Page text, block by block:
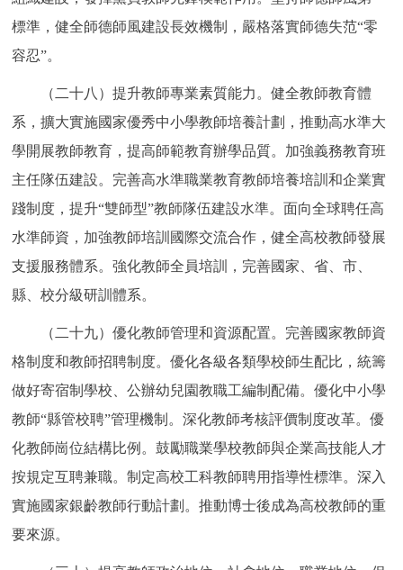
標準，健全師德師風建設長效機制，嚴格落實師德失范“零
容忍”。
（二十八）提升教師專業素質能力。健全教師教育體
系，擴大實施國家優秀中小學教師培養計劃，推動高水準大
學開展教師教育，提高師範教育辦學品質。加強義務教育班
主任隊伍建設。完善高水準職業教育教師培養培訓和企業實
踐制度，提升“雙師型”教師隊伍建設水準。面向全球聘任高
水準師資，加強教師培訓國際交流合作，健全高校教師發展
支援服務體系。強化教師全員培訓，完善國家、省、市、
縣、校分級研訓體系。
（二十九）優化教師管理和資源配置。完善國家教師資
格制度和教師招聘制度。優化各級各類學校師生配比，統籌
做好寄宿制學校、公辦幼兒園教職工編制配備。優化中小學
教師“縣管校聘”管理機制。深化教師考核評價制度改革。優
化教師崗位結構比例。鼓勵職業學校教師與企業高技能人才
按規定互聘兼職。制定高校工科教師聘用指導性標準。深入
實施國家銀齡教師行動計劃。推動博士後成為高校教師的重
要來源。